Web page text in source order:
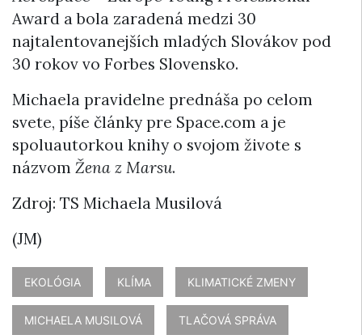
Award a bola zaradená medzi 30
najtalentovanejších mladých Slovákov pod
30 rokov vo Forbes Slovensko.
Michaela pravidelne prednáša po celom
svete, píše články pre Space.com a je
spoluautorkou knihy o svojom živote s
názvom Žena z Marsu.
Zdroj: TS Michaela Musilová
(JM)
EKOLÓGIA KLÍMA KLIMATICKÉ ZMENY
MICHAELA MUSILOVÁ TLAČOVÁ SPRÁVA